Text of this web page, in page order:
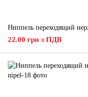
Ниппель переходящий
22.00 грн з ПДВ